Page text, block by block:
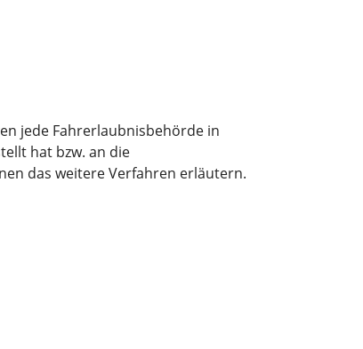
jede Fahrerlaubnisbehörde in
hat bzw. an die
das weitere Verfahren erläutern.